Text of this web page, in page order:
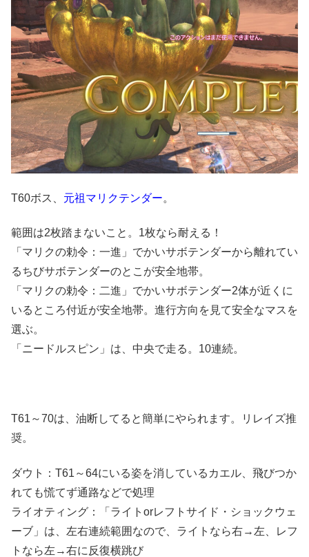
T60ボス、 元祖マリクテンダー。
範囲は2枚踏まないこと。1枚なら耐える！
「マリクの勅令：一進」でかいサボテンダーから離れてい
るちびサボテンダーのとこが安全地帯。
「マリクの勅令：二進」でかいサボテンダー2体が近くに
いるところ付近が安全地帯。進行方向を見て安全なマスを
選ぶ。
「ニードルスピン」は、中央で走る。10連続。
T61～70は、油断してると簡単にやられます。リレイズ推
奨。
ダウト：T61～64にいる姿を消しているカエル、飛びつか
れても慌てず通路などで処理
ライオティング：「ライトorレフトサイド・ショックウェ
ーブ」は、左右連続範囲なので、ライトなら右→左、レフ
トなら左→右に反復横跳び